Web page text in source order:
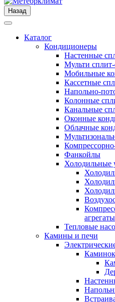
Назад
Каталог
Кондиционеры
Настенные
Мульти
Мобильные
Кассетные
Напольно-
Колонные
Канальные
Оконные
Облачные
Фанкойлы
Холодильные
агрегаты
Тепловые
Камины и печи